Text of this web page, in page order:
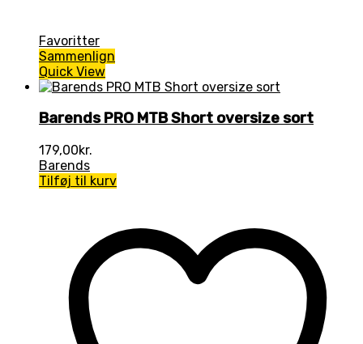
Favoritter
Sammenlign
Quick View
Barends PRO MTB Short oversize sort
179,00kr.
Barends
Tilføj til kurv